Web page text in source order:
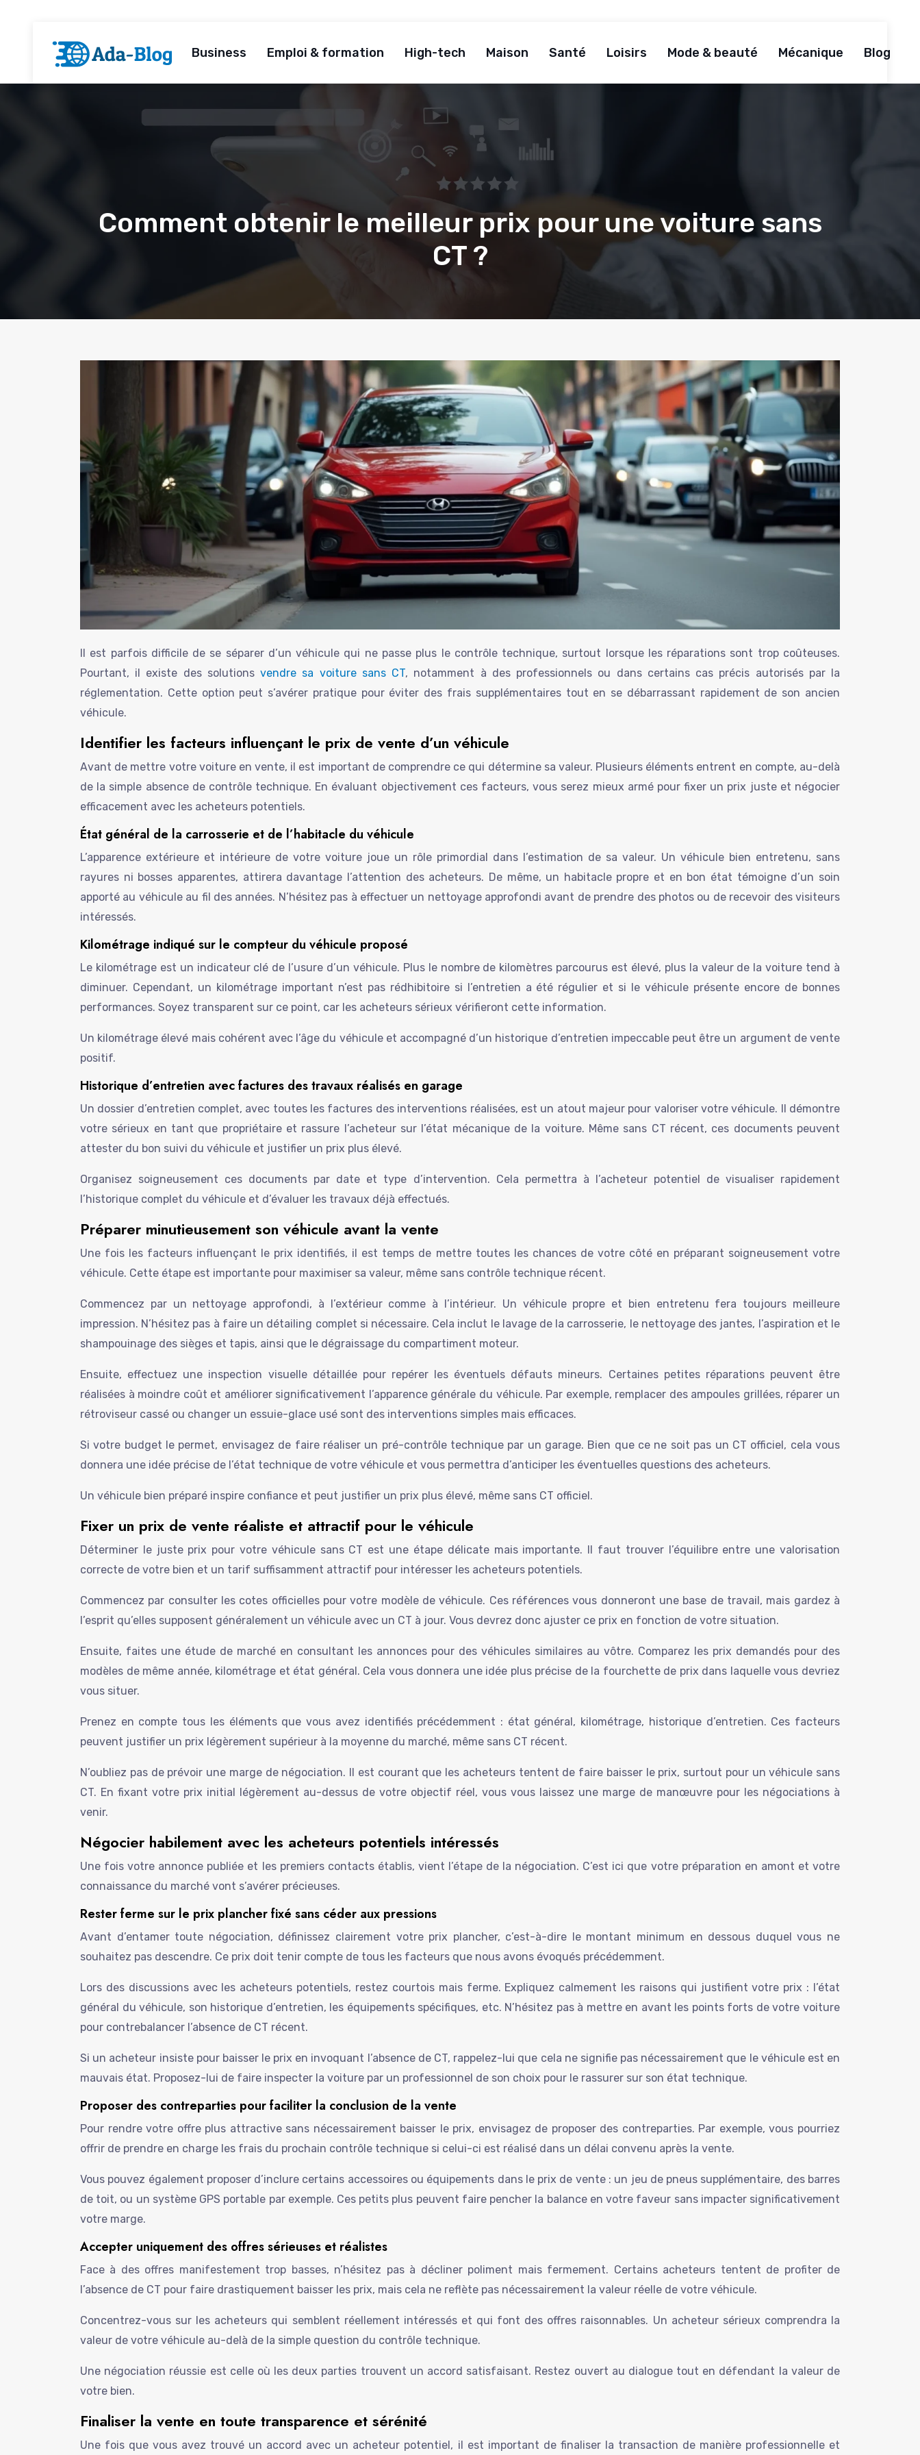
Business Emploi & formation High-tech Maison Santé Loisirs Mode & beauté Mécanique Blog
Comment obtenir le meilleur prix pour une voiture sans
CT ?
Il est parfois difficile de se séparer d’un véhicule qui ne passe plus le contrôle technique, surtout lorsque les réparations sont trop coûteuses.
Pourtant, il existe des solutionsvendre sa voiture sans CT, notamment à des professionnels ou dans certains cas précis autorisés par la
réglementation. Cette option peut s’avérer pratique pour éviter des frais supplémentaires tout en se débarrassant rapidement de son ancien
véhicule.
Identifier les facteurs influençant le prix de vente d’un véhicule
Avant de mettre votre voiture en vente, il est important de comprendre ce qui détermine sa valeur. Plusieurs éléments entrent en compte, au-delà
de la simple absence de contrôle technique. En évaluant objectivement ces facteurs, vous serez mieux armé pour fixer un prix juste et négocier
efficacement avec les acheteurs potentiels.
État général de la carrosserie et de l’habitacle du véhicule
L’apparence extérieure et intérieure de votre voiture joue un rôle primordial dans l’estimation de sa valeur. Un véhicule bien entretenu, sans
rayures ni bosses apparentes, attirera davantage l’attention des acheteurs. De même, un habitacle propre et en bon état témoigne d’un soin
apporté au véhicule au fil des années. N’hésitez pas à effectuer un nettoyage approfondi avant de prendre des photos ou de recevoir des visiteurs
intéressés.
Kilométrage indiqué sur le compteur du véhicule proposé
Le kilométrage est un indicateur clé de l’usure d’un véhicule. Plus le nombre de kilomètres parcourus est élevé, plus la valeur de la voiture tend à
diminuer. Cependant, un kilométrage important n’est pas rédhibitoire si l’entretien a été régulier et si le véhicule présente encore de bonnes
performances. Soyez transparent sur ce point, car les acheteurs sérieux vérifieront cette information.
Un kilométrage élevé mais cohérent avec l’âge du véhicule et accompagné d’un historique d’entretien impeccable peut être un argument de vente
positif.
Historique d’entretien avec factures des travaux réalisés en garage
Un dossier d’entretien complet, avec toutes les factures des interventions réalisées, est un atout majeur pour valoriser votre véhicule. Il démontre
votre sérieux en tant que propriétaire et rassure l’acheteur sur l’état mécanique de la voiture. Même sans CT récent, ces documents peuvent
attester du bon suivi du véhicule et justifier un prix plus élevé.
Organisez soigneusement ces documents par date et type d’intervention. Cela permettra à l’acheteur potentiel de visualiser rapidement
l’historique complet du véhicule et d’évaluer les travaux déjà effectués.
Préparer minutieusement son véhicule avant la vente
Une fois les facteurs influençant le prix identifiés, il est temps de mettre toutes les chances de votre côté en préparant soigneusement votre
véhicule. Cette étape est importante pour maximiser sa valeur, même sans contrôle technique récent.
Commencez par un nettoyage approfondi, à l’extérieur comme à l’intérieur. Un véhicule propre et bien entretenu fera toujours meilleure
impression. N’hésitez pas à faire un détailing complet si nécessaire. Cela inclut le lavage de la carrosserie, le nettoyage des jantes, l’aspiration et le
shampouinage des sièges et tapis, ainsi que le dégraissage du compartiment moteur.
Ensuite, effectuez une inspection visuelle détaillée pour repérer les éventuels défauts mineurs. Certaines petites réparations peuvent être
réalisées à moindre coût et améliorer significativement l’apparence générale du véhicule. Par exemple, remplacer des ampoules grillées, réparer un
rétroviseur cassé ou changer un essuie-glace usé sont des interventions simples mais efficaces.
Si votre budget le permet, envisagez de faire réaliser un pré-contrôle technique par un garage. Bien que ce ne soit pas un CT officiel, cela vous
donnera une idée précise de l’état technique de votre véhicule et vous permettra d’anticiper les éventuelles questions des acheteurs.
Un véhicule bien préparé inspire confiance et peut justifier un prix plus élevé, même sans CT officiel.
Fixer un prix de vente réaliste et attractif pour le véhicule
Déterminer le juste prix pour votre véhicule sans CT est une étape délicate mais importante. Il faut trouver l’équilibre entre une valorisation
correcte de votre bien et un tarif suffisamment attractif pour intéresser les acheteurs potentiels.
Commencez par consulter les cotes officielles pour votre modèle de véhicule. Ces références vous donneront une base de travail, mais gardez à
l’esprit qu’elles supposent généralement un véhicule avec un CT à jour. Vous devrez donc ajuster ce prix en fonction de votre situation.
Ensuite, faites une étude de marché en consultant les annonces pour des véhicules similaires au vôtre. Comparez les prix demandés pour des
modèles de même année, kilométrage et état général. Cela vous donnera une idée plus précise de la fourchette de prix dans laquelle vous devriez
vous situer.
Prenez en compte tous les éléments que vous avez identifiés précédemment : état général, kilométrage, historique d’entretien. Ces facteurs
peuvent justifier un prix légèrement supérieur à la moyenne du marché, même sans CT récent.
N’oubliez pas de prévoir une marge de négociation. Il est courant que les acheteurs tentent de faire baisser le prix, surtout pour un véhicule sans
CT. En fixant votre prix initial légèrement au-dessus de votre objectif réel, vous vous laissez une marge de manœuvre pour les négociations à
venir.
Négocier habilement avec les acheteurs potentiels intéressés
Une fois votre annonce publiée et les premiers contacts établis, vient l’étape de la négociation. C’est ici que votre préparation en amont et votre
connaissance du marché vont s’avérer précieuses.
Rester ferme sur le prix plancher fixé sans céder aux pressions
Avant d’entamer toute négociation, définissez clairement votre prix plancher, c’est-à-dire le montant minimum en dessous duquel vous ne
souhaitez pas descendre. Ce prix doit tenir compte de tous les facteurs que nous avons évoqués précédemment.
Lors des discussions avec les acheteurs potentiels, restez courtois mais ferme. Expliquez calmement les raisons qui justifient votre prix : l’état
général du véhicule, son historique d’entretien, les équipements spécifiques, etc. N’hésitez pas à mettre en avant les points forts de votre voiture
pour contrebalancer l’absence de CT récent.
Si un acheteur insiste pour baisser le prix en invoquant l’absence de CT, rappelez-lui que cela ne signifie pas nécessairement que le véhicule est en
mauvais état. Proposez-lui de faire inspecter la voiture par un professionnel de son choix pour le rassurer sur son état technique.
Proposer des contreparties pour faciliter la conclusion de la vente
Pour rendre votre offre plus attractive sans nécessairement baisser le prix, envisagez de proposer des contreparties. Par exemple, vous pourriez
offrir de prendre en charge les frais du prochain contrôle technique si celui-ci est réalisé dans un délai convenu après la vente.
Vous pouvez également proposer d’inclure certains accessoires ou équipements dans le prix de vente : un jeu de pneus supplémentaire, des barres
de toit, ou un système GPS portable par exemple. Ces petits plus peuvent faire pencher la balance en votre faveur sans impacter significativement
votre marge.
Accepter uniquement des offres sérieuses et réalistes
Face à des offres manifestement trop basses, n’hésitez pas à décliner poliment mais fermement. Certains acheteurs tentent de profiter de
l’absence de CT pour faire drastiquement baisser les prix, mais cela ne reflète pas nécessairement la valeur réelle de votre véhicule.
Concentrez-vous sur les acheteurs qui semblent réellement intéressés et qui font des offres raisonnables. Un acheteur sérieux comprendra la
valeur de votre véhicule au-delà de la simple question du contrôle technique.
Une négociation réussie est celle où les deux parties trouvent un accord satisfaisant. Restez ouvert au dialogue tout en défendant la valeur de
votre bien.
Finaliser la vente en toute transparence et sérénité
Une fois que vous avez trouvé un accord avec un acheteur potentiel, il est important de finaliser la transaction de manière professionnelle et